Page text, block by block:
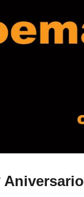
Aniversario